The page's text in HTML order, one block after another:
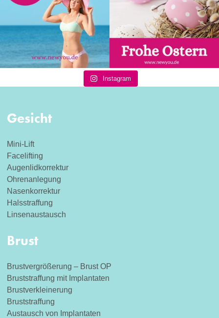
Instagram
Gesicht
Mini-Lift
Facelifting
Augenlidkorrektur
Ohrenanlegung
Nasenkorrektur
Halsstraffung
Linsenaustausch
Brust
Brustvergrößerung – Brust OP
Bruststraffung mit Implantaten
Brustverkleinerung
Bruststraffung
Austausch von Implantaten